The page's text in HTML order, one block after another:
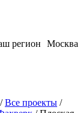
Москва
регион
/Все проекты /